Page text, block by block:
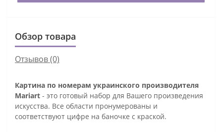
Обзор товара
Отзывов (0)
Картина по номерам украинского производителя
Mariart - это готовый набор для Вашего произведения
искусства. Все области пронумерованы и
соответствуют цифре на баночке с краской.